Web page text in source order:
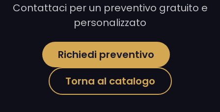
Contattaci per un preventivo gratuito e
personalizzato
Richiedi preventivo
Torna al catalogo